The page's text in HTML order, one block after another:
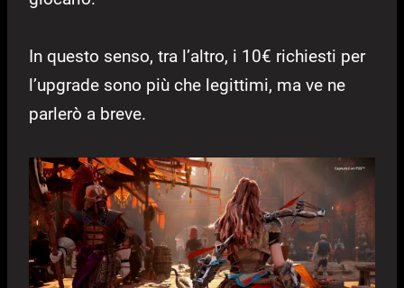
In questo senso, tra l’altro, i 10€ richiesti per
l’upgrade sono più che legittimi, ma ve ne
parlerò a breve.